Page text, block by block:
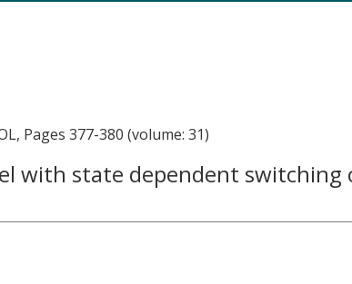
Pages 377-380 (volume: 31)
with state dependent switching